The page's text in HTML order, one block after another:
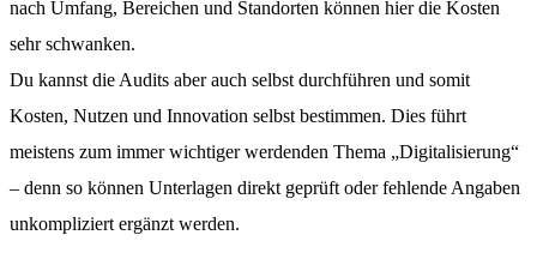
OUTSOURCING
UNTERNEHMEN
WISSEN
nach Umfang, Bereichen und Standorten können hier die Kosten
sehr schwanken.
Du kannst die Audits aber auch selbst durchführen und somit
Kosten, Nutzen und Innovation selbst bestimmen. Dies führt
meistens zum immer wichtiger werdenden Thema „Digitalisierung“
– denn so können Unterlagen direkt geprüft oder fehlende Angaben
unkompliziert ergänzt werden.